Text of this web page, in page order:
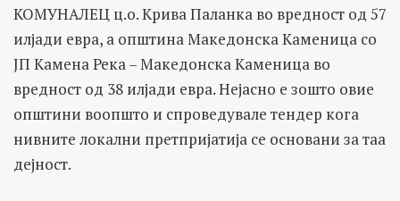
КОМУНАЛЕЦ ц.о. Крива Паланка во вредност од 57
илјади евра, а општина Македонска Каменица со
ЈП Камена Река – Македонска Каменица во
вредност од 38 илјади евра. Нејасно е зошто овие
општини воопшто и спроведувале тендер кога
нивните локални претпријатија се основани за таа
дејност.